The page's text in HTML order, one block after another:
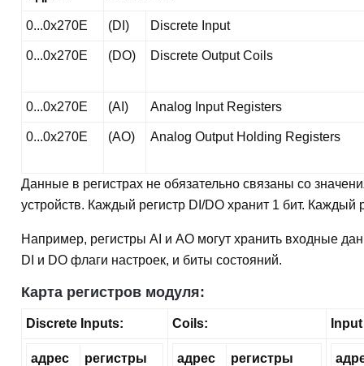
0...0x270E (DI) Discrete Input
0...0x270E (DO) Discrete Output Coils
0...0x270E (AI) Analog Input Registers
0...0x270E (AO) Analog Output Holding Registers
Данные в регистрах не обязательно связаны со
устройств. Каждый регистр DI/DO хранит 1 бит. Каждый
Например, регистры AI и AO могут хранить входные
DI и DO флаги настроек, и биты состояний.
Карта регистров модуля:
Discrete Inputs: Coils:
адрес
регистры
адрес
регистры